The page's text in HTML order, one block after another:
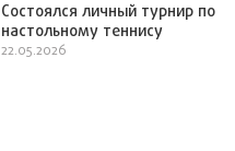
Состоялся личный турнир по
настольному теннису
22.05.2026